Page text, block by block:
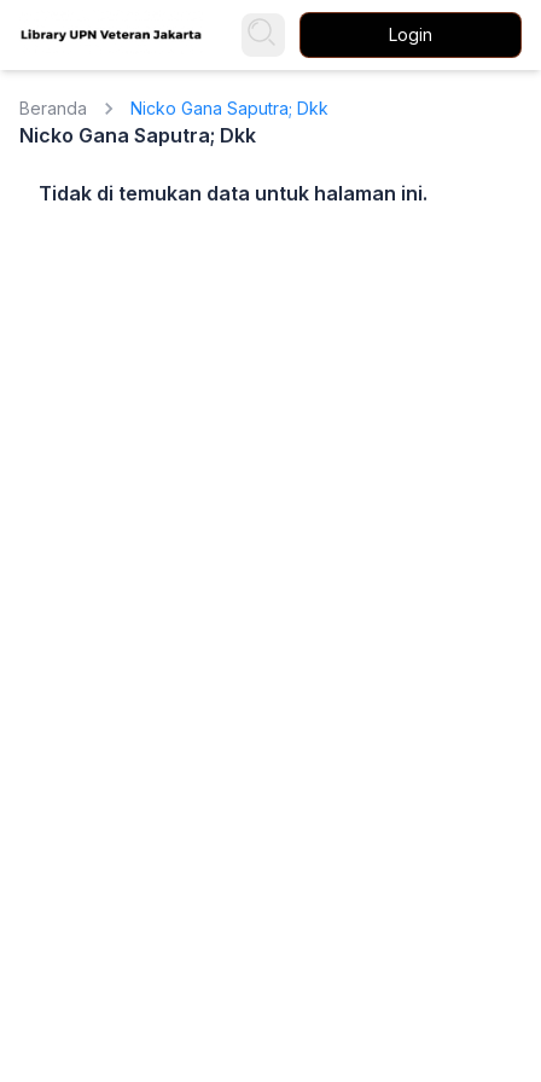
Login
Beranda Nicko Gana Saputra; Dkk
Nicko Gana Saputra; Dkk
Tidak di temukan data untuk halaman ini.